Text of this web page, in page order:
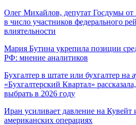
Олег Михайлов, депутат Госдумы
в число участников федерального
влиятельности
Мария Бутина укрепила позиции
РФ: мнение аналитиков
Бухгалтер в штате или бухгалтер на
«Бухгалтерский Квартал»
выбрать в 2026 году
Иран усиливает давление на Кувейт
американских операциях